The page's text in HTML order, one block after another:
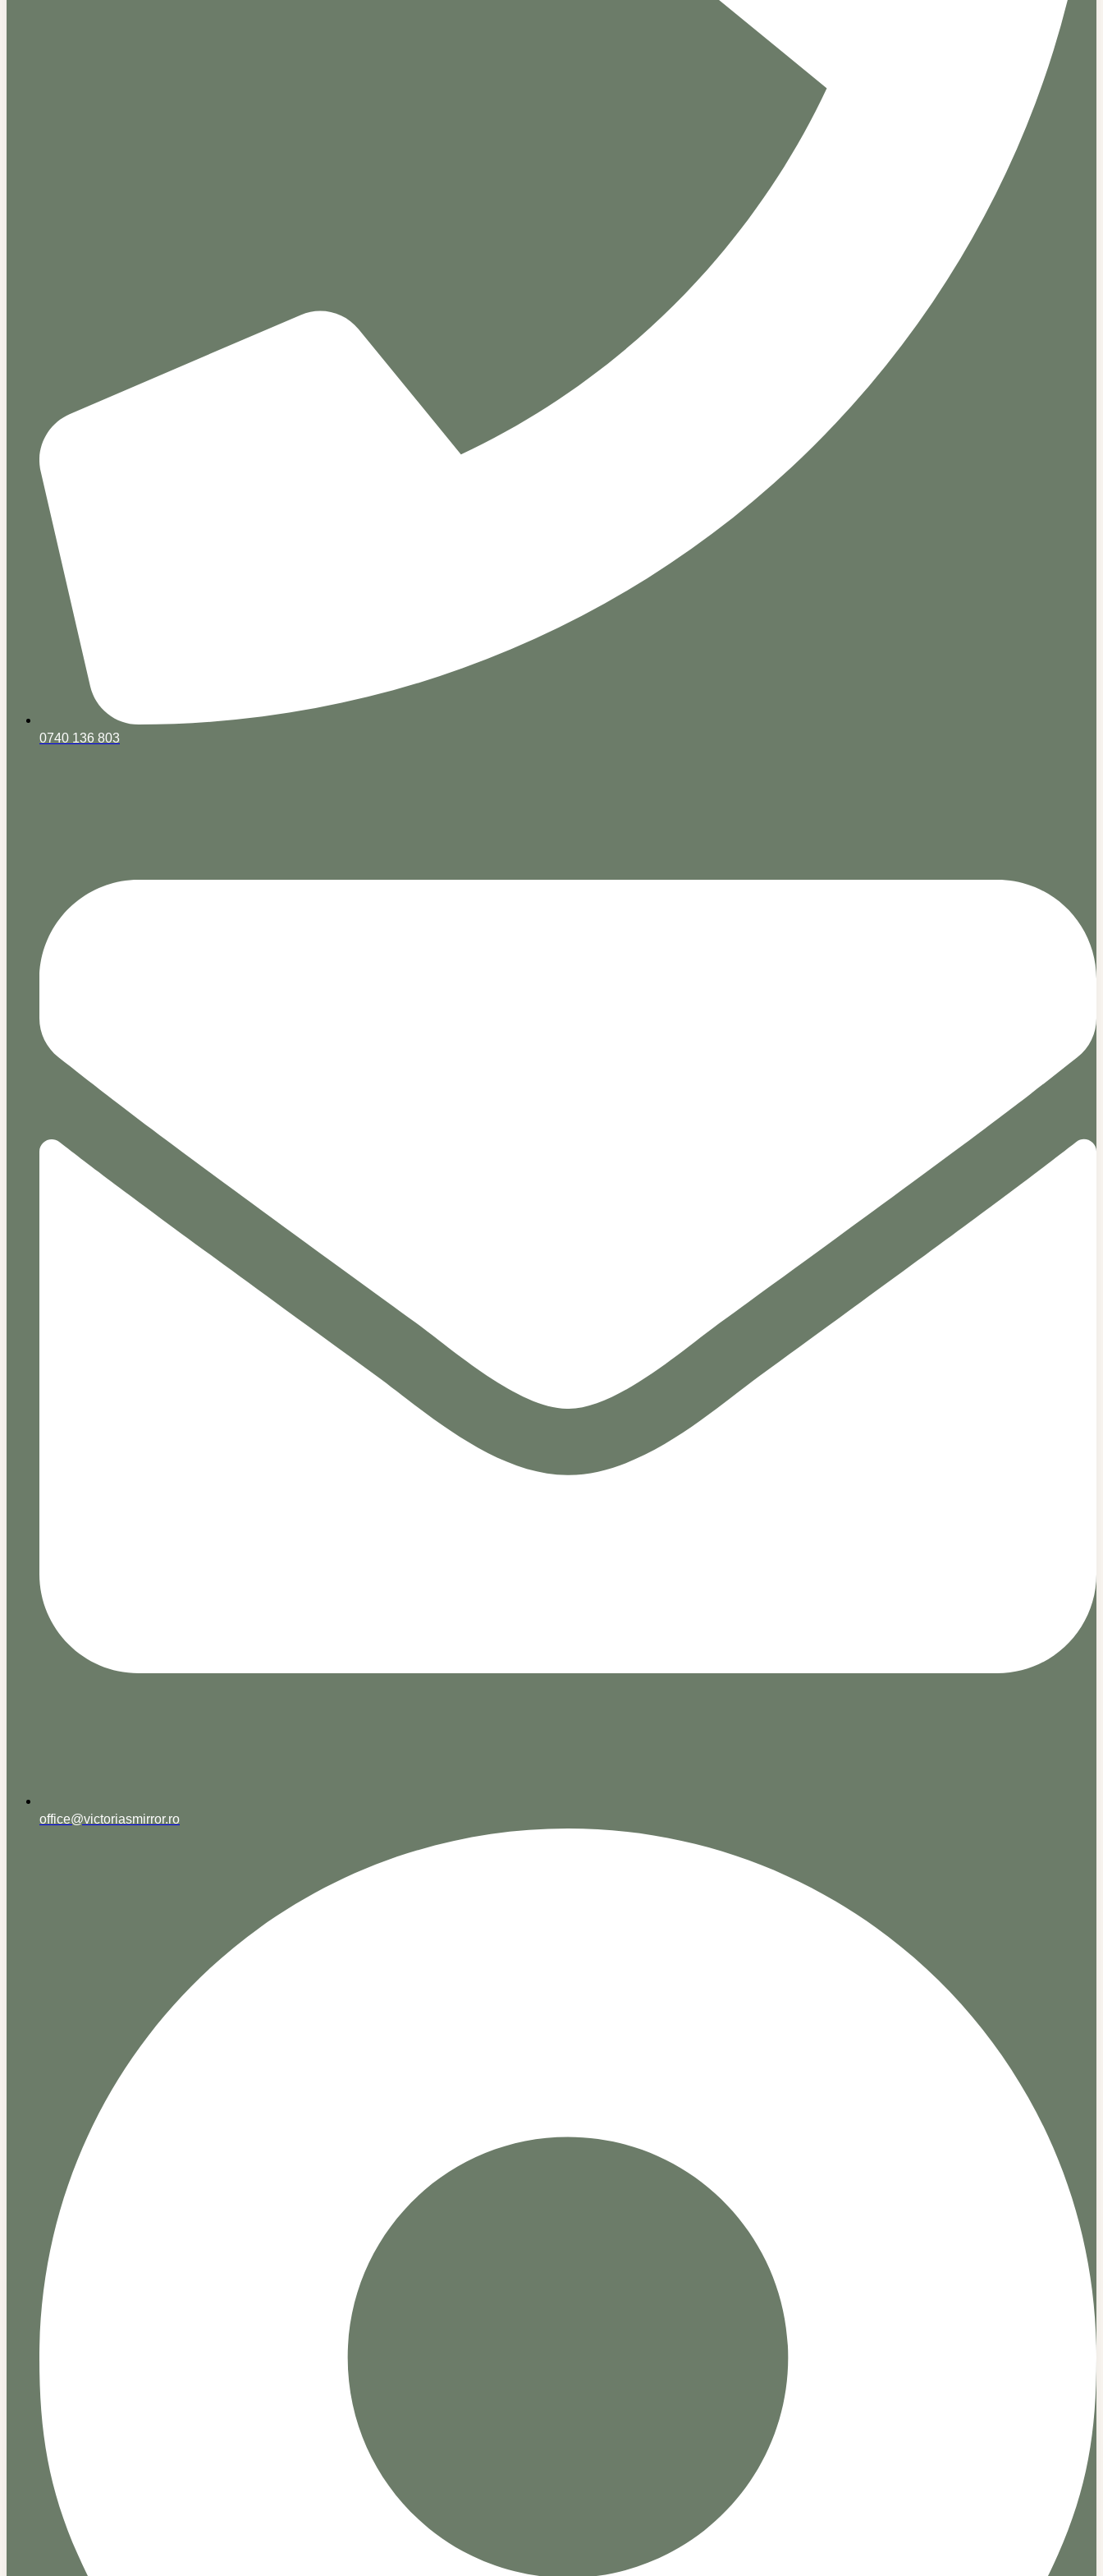
0740 136 803
office@victoriasmirror.ro